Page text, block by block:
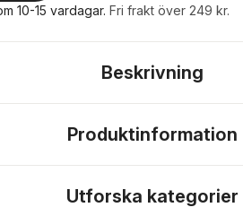
10-15 vardagar. Fri frakt över 249 kr.
Beskrivning
Produktinformation
Utforska kategorier